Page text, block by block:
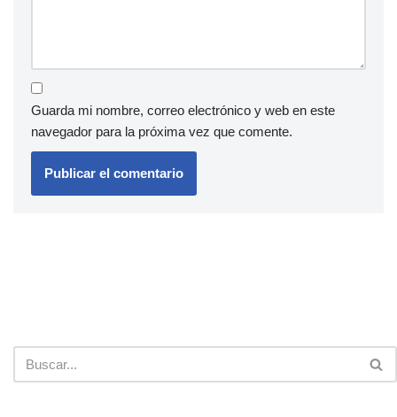
Guarda mi nombre, correo electrónico y web en este
navegador para la próxima vez que comente.